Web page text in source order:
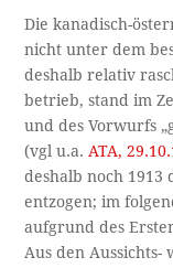
Die kanadisch-
nicht unter dem
deshalb relativ
betrieb, stand im
und des Vorwurfs
(vgl u.a. ATA,
deshalb noch 1913
entzogen; im
aufgrund des
Aus den